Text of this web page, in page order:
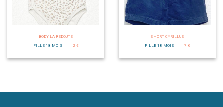
BODY LA REDOUTE
FILLE 18 MOIS
2 €
SHORT CYRILLUS
FILLE 18 MOIS
7 €